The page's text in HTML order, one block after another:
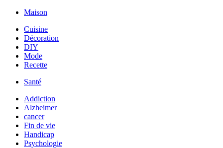
Maison
Cuisine
Décoration
DIY
Mode
Recette
Santé
Addiction
Alzheimer
cancer
Fin de vie
Handicap
Psychologie